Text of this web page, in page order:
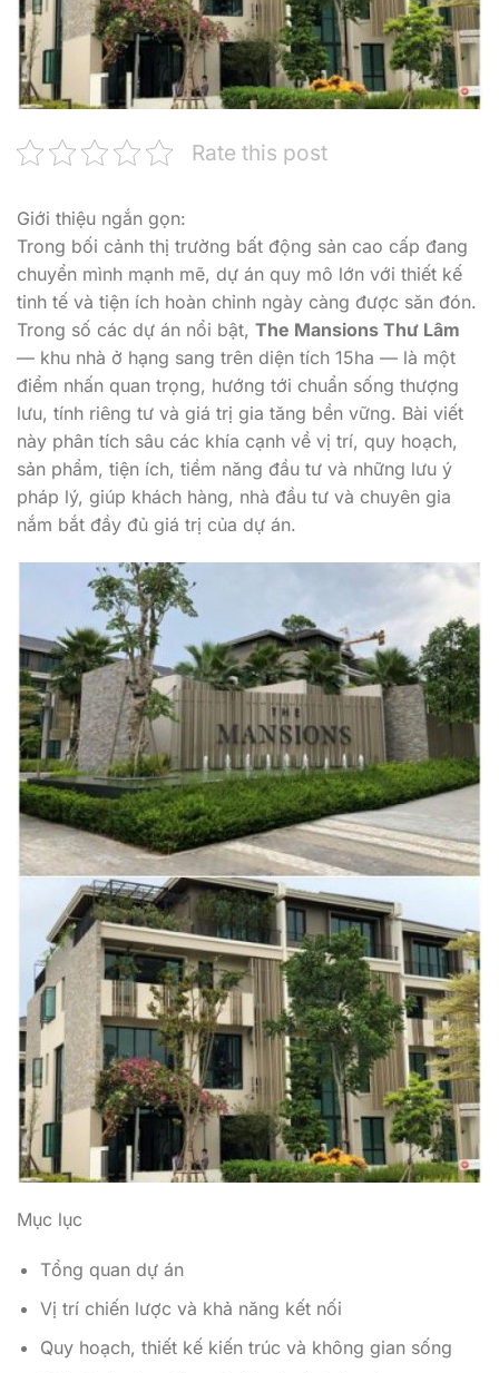
Rate this post
Giới thiệu ngắn gọn:
Trong bối cảnh thị trường bất động sản cao cấp đang
chuyển mình mạnh mẽ, dự án quy mô lớn với thiết kế
tinh tế và tiện ích hoàn chỉnh ngày càng được săn đón.
Trong số các dự án nổi bật, The Mansions Thư Lâm
— khu nhà ở hạng sang trên diện tích 15ha — là một
điểm nhấn quan trọng, hướng tới chuẩn sống thượng
lưu, tính riêng tư và giá trị gia tăng bền vững. Bài viết
này phân tích sâu các khía cạnh về vị trí, quy hoạch,
sản phẩm, tiện ích, tiềm năng đầu tư và những lưu ý
pháp lý, giúp khách hàng, nhà đầu tư và chuyên gia
nắm bắt đầy đủ giá trị của dự án.
Mục lục
Tổng quan dự án
Vị trí chiến lược và khả năng kết nối
Quy hoạch, thiết kế kiến trúc và không gian sống